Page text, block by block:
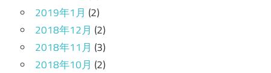
2019年1月 (2)
2018年12月 (2)
2018年11月 (3)
2018年10月 (2)